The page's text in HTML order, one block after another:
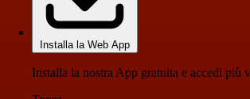
Installa la Web App
Installa la nostra App gratuita e accedi più